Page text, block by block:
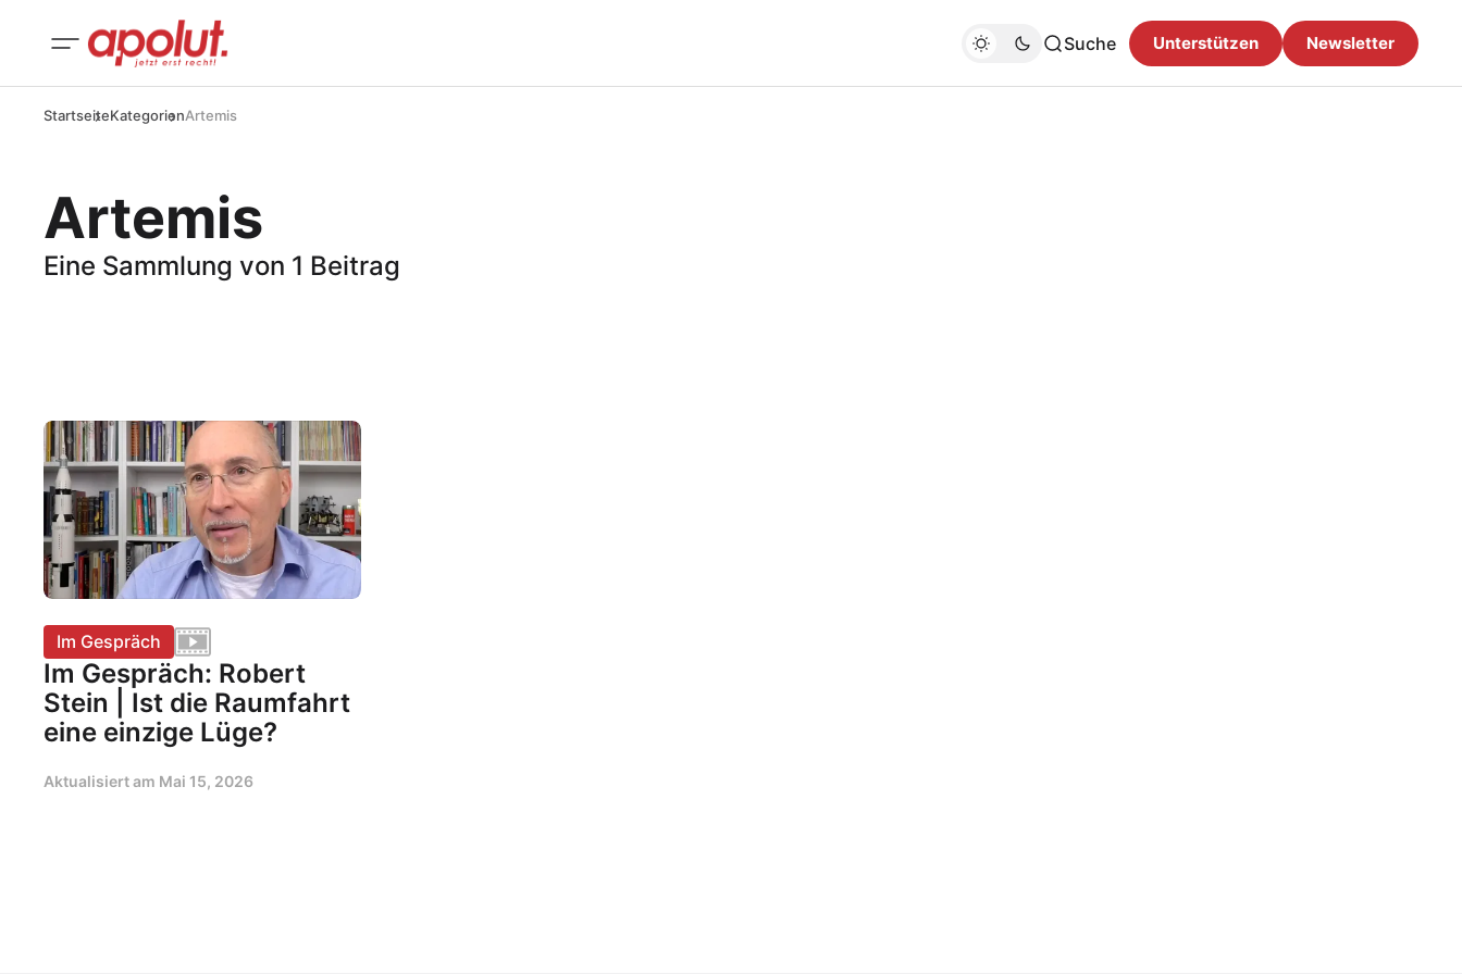
Suche Unterstützen Newsletter
StartseiteKategorienArtemis
Artemis
Eine Sammlung von 1 Beitrag
Im Gespräch
Im Gespräch: Robert
Stein | Ist die Raumfahrt
eine einzige Lüge?
Aktualisiert am Mai 15, 2026